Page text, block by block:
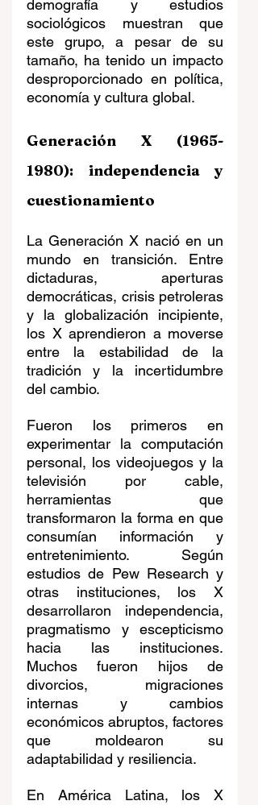
demografía y estudios
sociológicos muestran que
este grupo, a pesar de su
tamaño, ha tenido un impacto
desproporcionado en política,
economía y cultura global.
Generación X (1965-
1980): independencia y
cuestionamiento
La Generación X nació en un
mundo en transición. Entre
dictaduras, aperturas
democráticas, crisis petroleras
y la globalización incipiente,
los X aprendieron a moverse
entre la estabilidad de la
tradición y la incertidumbre
del cambio.
Fueron los primeros en
experimentar la computación
personal, los videojuegos y la
televisión por cable,
herramientas que
transformaron la forma en que
consumían información y
entretenimiento. Según
estudios de Pew Research y
otras instituciones, los X
desarrollaron independencia,
pragmatismo y escepticismo
hacia las instituciones.
Muchos fueron hijos de
divorcios, migraciones
internas y cambios
económicos abruptos, factores
que moldearon su
adaptabilidad y resiliencia.
En América Latina, los X